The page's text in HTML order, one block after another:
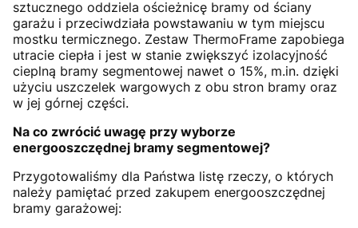
sztucznego oddziela ościeżnicę bramy od ściany
garażu i przeciwdziała powstawaniu w tym miejscu
mostku termicznego. Zestaw ThermoFrame zapobiega
utracie ciepła i jest w stanie zwiększyć izolacyjność
cieplną bramy segmentowej nawet o 15%, m.in. dzięki
użyciu uszczelek wargowych z obu stron bramy oraz
w jej górnej części.
Na co zwrócić uwagę przy wyborze
energooszczędnej bramy segmentowej?
Przygotowaliśmy dla Państwa listę rzeczy, o których
należy pamiętać przed zakupem energooszczędnej
bramy garażowej: